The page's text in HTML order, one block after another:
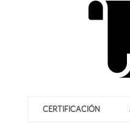
CERTIFICACIÓN